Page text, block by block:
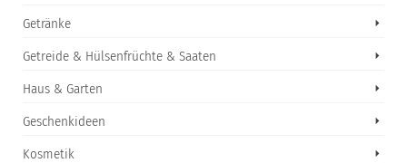
Getränke
Getreide & Hülsenfrüchte & Saaten
Haus & Garten
Geschenkideen
Kosmetik